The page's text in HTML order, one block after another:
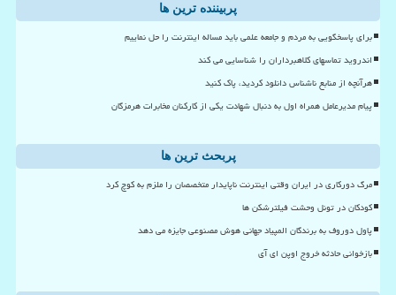
پربیننده ترین ها
برای پاسخگویی به مردم و جامعه علمی باید مساله اینترنت را حل نماییم
اندروید تماسهای کلاهبرداران را شناسایی می کند
هرآنچه از منابع ناشناس دانلود کردید، پاک کنید
پیام مدیرعامل همراه اول به دنبال شهادت یکی از کارکنان مخابرات هرمزگان
پربحث ترین ها
مرگ دورکاری در ایران وقتی اینترنت ناپایدار متخصصان را ملزم به کوچ کرد
کودکان در تونل وحشت فیلترشکن ها
پاول دوروف به برندگان المپیاد جهانی هوش مصنوعی جایزه می دهد
بازخوانی حادثه خروج اوپن ای آی